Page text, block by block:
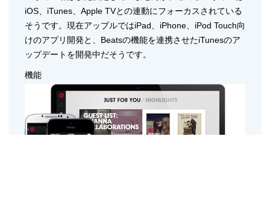
iOS、iTunes、Apple TVとの連動にフォーカスされている
そうです。現在アップルではiPad、iPhone、iPod Touch向
けのアプリ開発と、Beatsの機能を連携させたiTunesのア
ップデートを開発中だそうです。
機能